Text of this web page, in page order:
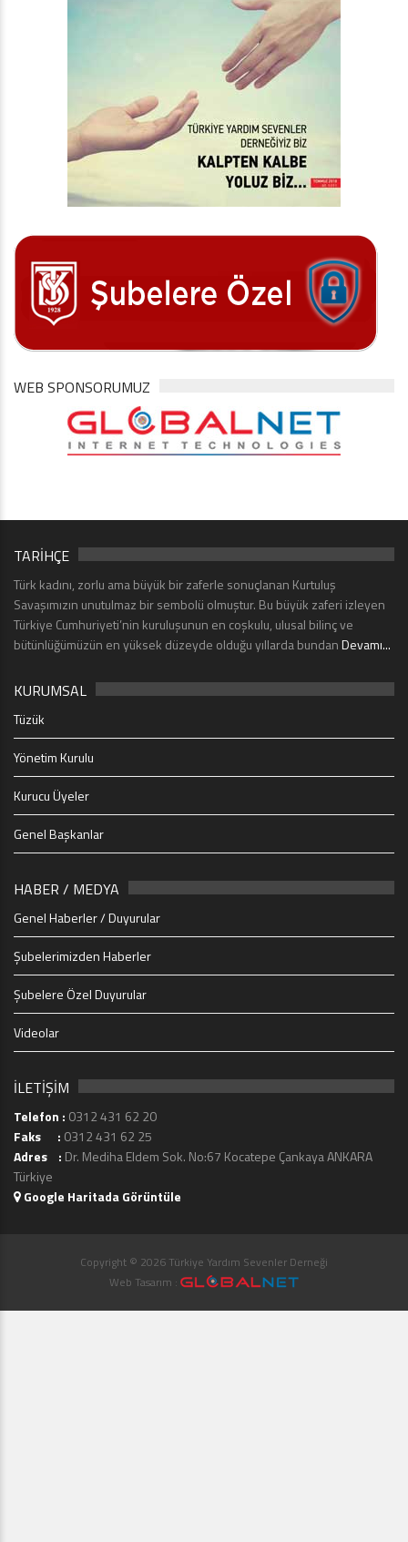
WEB SPONSORUMUZ
TARİHÇE
Türk kadını, zorlu ama büyük bir zaferle sonuçlanan Kurtuluş
Savaşımızın unutulmaz bir sembolü olmuştur. Bu büyük zaferi izleyen
Türkiye Cumhuriyeti’nin kuruluşunun en coşkulu, ulusal bilinç ve
bütünlüğümüzün en yüksek düzeyde olduğu yıllarda bundanDevamı...
KURUMSAL
Tüzük
Yönetim Kurulu
Kurucu Üyeler
Genel Başkanlar
HABER / MEDYA
Genel Haberler / Duyurular
Şubelerimizden Haberler
Şubelere Özel Duyurular
Videolar
İLETİŞİM
Telefon : 0312 431 62 20
Faks : 0312 431 62 25
Adres : Dr. Mediha Eldem Sok. No:67 Kocatepe Çankaya ANKARA
Türkiye
Google Haritada Görüntüle
Copyright © 2026 Türkiye Yardım Sevenler Derneği
Web Tasarım :